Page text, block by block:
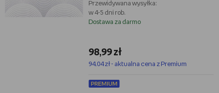
Przewidywana wysyłka:
w 4-5 dni rob.
Dostawa za darmo
98,99 zł
94,04 zł - aktualna cena z Premium